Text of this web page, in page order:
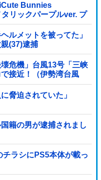
Bunnies
リックパープルver. プ
限定で展開決定】
ルメットを被ってた」
(37)逮捕
危機」台風13号「三峡
接近！（伊勢湾台風
ぶつかり合...
脅迫されていた」
籍の男が逮捕されまし
チラシにPS5本体が載っ